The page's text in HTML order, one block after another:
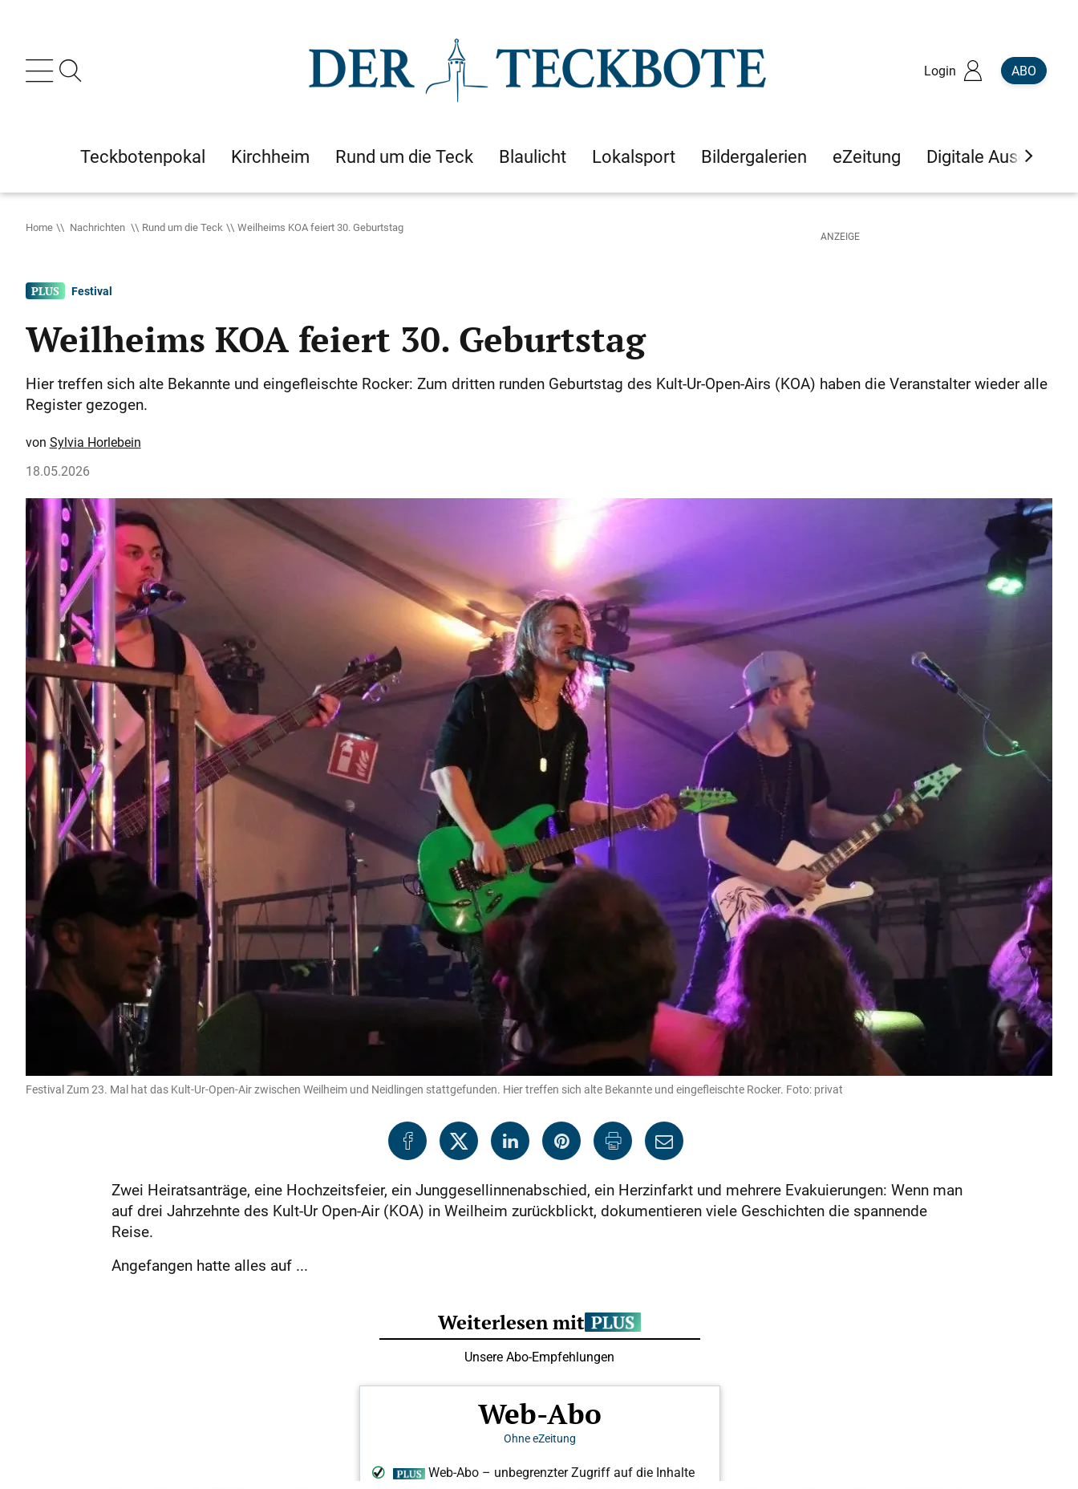
Login ABO
Teckbotenpokal Kirchheim Rund um die Teck Blaulicht Lokalsport Bildergalerien eZeitung Digitale Ausgaben
Home Nachrichten Rund um die Teck Weilheims KOA feiert 30. Geburtstag
Festival
Weilheims KOA feiert 30. Geburtstag
Hier treffen sich alte Bekannte und eingefleischte Rocker: Zum dritten runden Geburtstag des Kult-Ur-Open-Airs (KOA) haben die Veranstalter wieder alle
Register gezogen.
Sylvia Horlebein
18.05.2026
Festival Zum 23. Mal hat das Kult-Ur-Open-Air zwischen Weilheim und Neidlingen stattgefunden. Hier treffen sich alte Bekannte und eingefleischte Rocker. Foto: privat
Zwei Heiratsanträge, eine Hochzeitsfeier, ein Junggesellinnenabschied, ein Herzinfarkt und mehrere Evakuierungen: Wenn man
auf drei Jahrzehnte des Kult-Ur Open-Air (KOA) in Weilheim zurückblickt, dokumentieren viele Geschichten die spannende
Reise.
Angefangen hatte alles auf ...